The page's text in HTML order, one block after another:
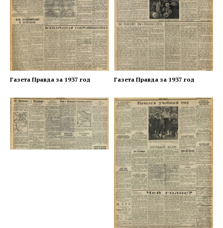
Газета Правда за 1937 год Газета Правда за 1937 год